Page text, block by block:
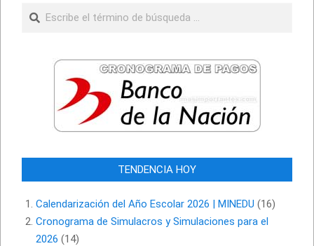
Buscar
TENDENCIA HOY
Calendarización del Año Escolar 2026 | MINEDU (16)
Cronograma de Simulacros y Simulaciones para el
2026 (14)